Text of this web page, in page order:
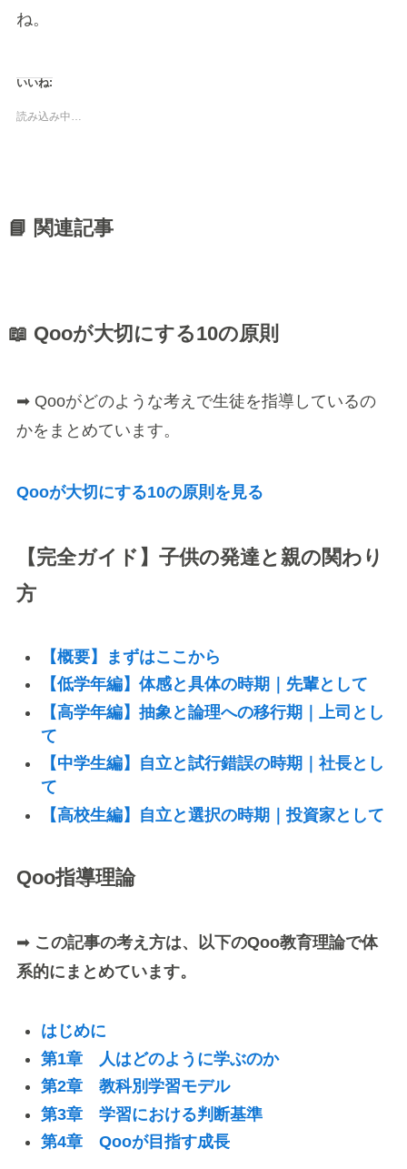
ね。
いいね:
読み込み中…
📘 関連記事
📖 Qooが大切にする10の原則
➡ Qooがどのような考えで生徒を指導しているの
かをまとめています。
Qooが大切にする10の原則を見る
【完全ガイド】子供の発達と親の関わり
方
【概要】まずはここから
【低学年編】体感と具体の時期｜先輩として
【高学年編】抽象と論理への移行期｜上司とし
て
【中学生編】自立と試行錯誤の時期｜社長とし
て
【高校生編】自立と選択の時期｜投資家として
Qoo指導理論
➡ この記事の考え方は、以下のQoo教育理論で体
系的にまとめています。
はじめに
第1章 人はどのように学ぶのか
第2章 教科別学習モデル
第3章 学習における判断基準
第4章 Qooが目指す成長